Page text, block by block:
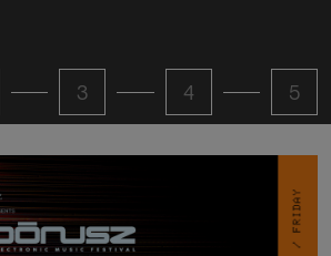
3 4 5